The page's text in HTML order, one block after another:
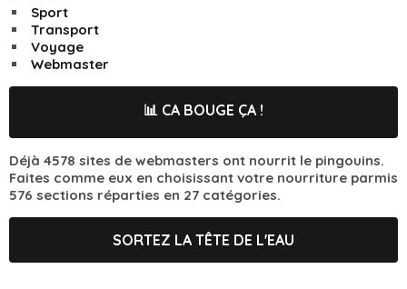
Sport
Transport
Voyage
Webmaster
📊 CA BOUGE ÇA !
Déjà 4578 sites de webmasters ont nourrit le pingouins.
Faites comme eux en choisissant votre nourriture parmis
576 sections réparties en 27 catégories.
SORTEZ LA TÊTE DE L'EAU